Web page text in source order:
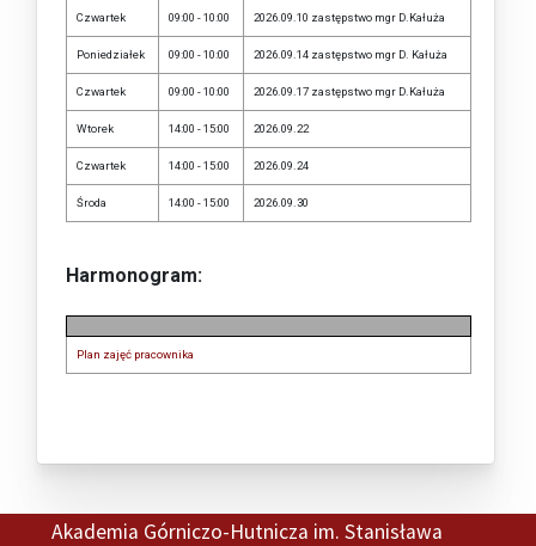
Czwartek 09:00 - 10:00 2026.09.10 zastępstwo mgr D.Kałuża
Poniedziałek 09:00 - 10:00 2026.09.14 zastępstwo mgr D. Kałuża
Czwartek 09:00 - 10:00 2026.09.17 zastępstwo mgr D.Kałuża
Wtorek 14:00 - 15:00 2026.09.22
Czwartek 14:00 - 15:00 2026.09.24
Środa 14:00 - 15:00 2026.09.30
Harmonogram:
Plan zajęć pracownika
Akademia Górniczo-Hutnicza im. Stanisława